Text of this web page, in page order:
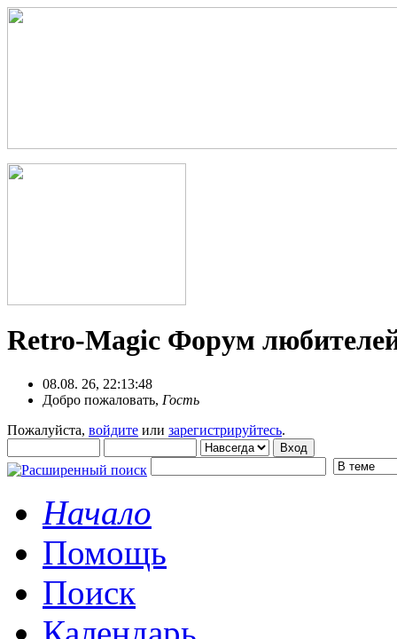
Retro-Magic Форум
08.08. 26, 22:13:48
Добро пожаловать, Гость
Пожалуйста, войдите или зарегистрируйтесь.
Начало
Помощь
Поиск